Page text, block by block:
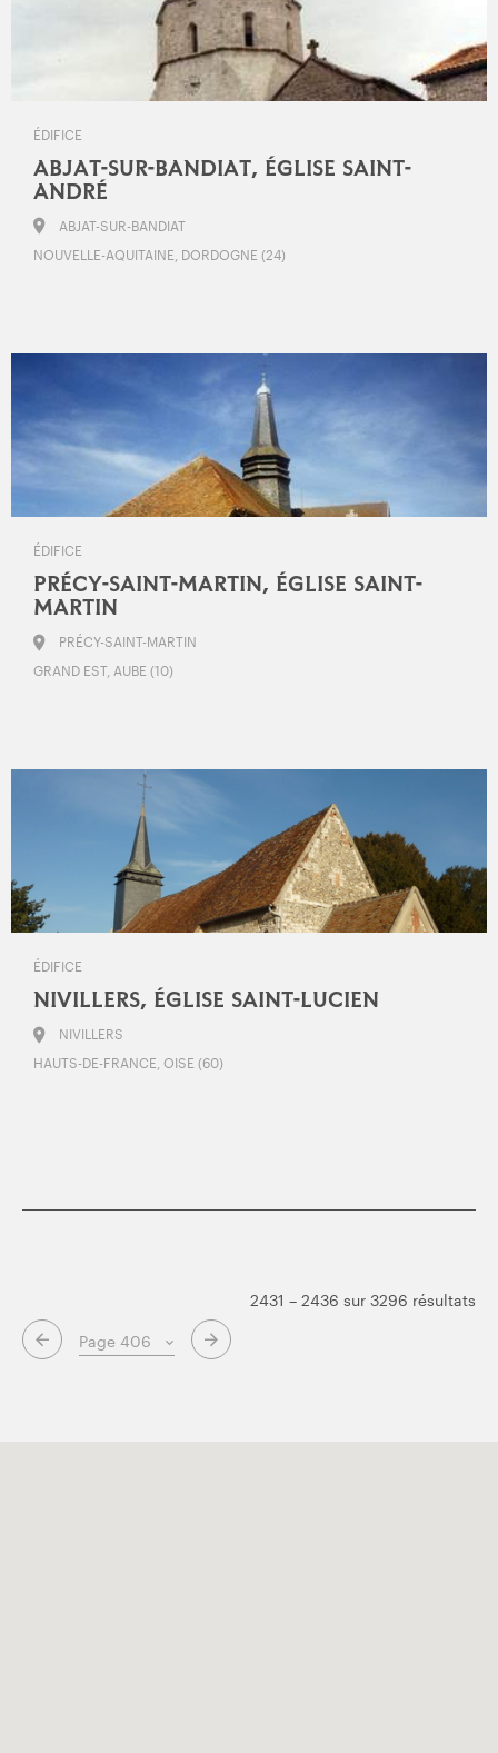
ÉDIFICE
ABJAT-SUR-BANDIAT, ÉGLISE SAINT-
ANDRÉ
ABJAT-SUR-BANDIAT
NOUVELLE-AQUITAINE, DORDOGNE (24)
ÉDIFICE
PRÉCY-SAINT-MARTIN, ÉGLISE SAINT-
MARTIN
PRÉCY-SAINT-MARTIN
GRAND EST, AUBE (10)
ÉDIFICE
NIVILLERS, ÉGLISE SAINT-LUCIEN
NIVILLERS
HAUTS-DE-FRANCE, OISE (60)
Page suivante
2431 – 2436 sur 3296 résultats